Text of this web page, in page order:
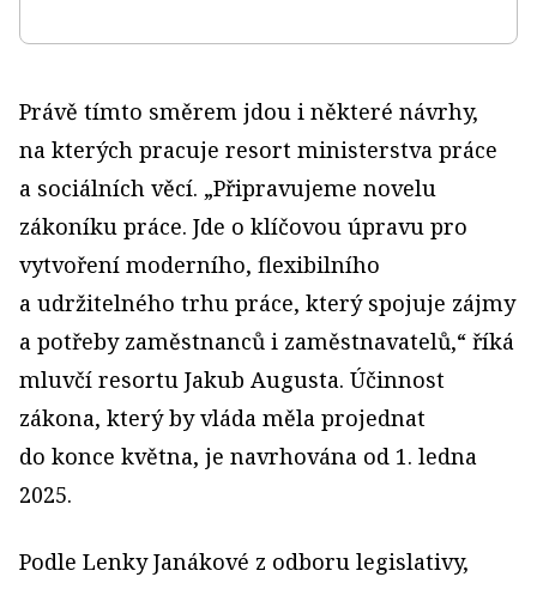
Právě tímto směrem jdou i některé návrhy,
na kterých pracuje resort ministerstva práce
a sociálních věcí. „Připravujeme novelu
zákoníku práce. Jde o klíčovou úpravu pro
vytvoření moderního, flexibilního
a udržitelného trhu práce, který spojuje zájmy
a potřeby zaměstnanců i zaměstnavatelů,“ říká
mluvčí resortu Jakub Augusta. Účinnost
zákona, který by vláda měla projednat
do konce května, je navrhována od 1. ledna
2025.
Podle Lenky Janákové z odboru legislativy,